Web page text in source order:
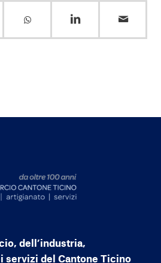
dell’industria,
servizi del Cantone Ticino